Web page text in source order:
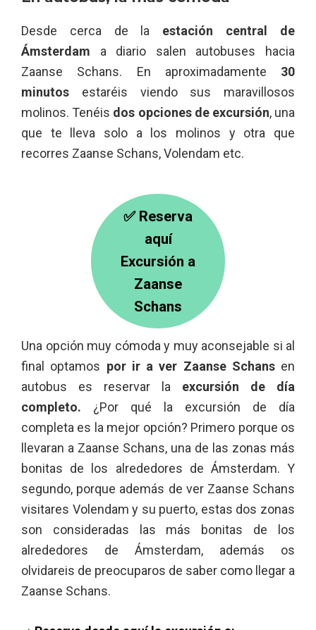
Desde cerca de la estación central de
Ámsterdam a diario salen autobuses hacia
Zaanse Schans. En aproximadamente 30
minutos estaréis viendo sus maravillosos
molinos. Tenéis dos opciones de excursión, una
que te lleva solo a los molinos y otra que
recorres Zaanse Schans, Volendam etc.
✅ Reserva
aquí
Excursión a
Zaanse
Schans
Una opción muy cómoda y muy aconsejable si al
final optamos por ir a ver Zaanse Schansen
autobus es reservar la excursión de día
completo. ¿Por qué la excursión de día
completa es la mejor opción? Primero porque os
llevaran a Zaanse Schans, una de las zonas más
bonitas de los alrededores de Ámsterdam. Y
segundo, porque además de ver Zaanse Schans
visitares Volendam y su puerto, estas dos zonas
son consideradas las más bonitas de los
alrededores de Ámsterdam, además os
olvidareis de preocuparos de saber como llegar a
Zaanse Schans.